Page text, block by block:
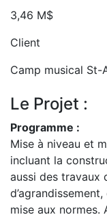
3,46 M$
Client
Camp musical St-
Le Projet :
Programme :
Mise à niveau et
incluant la
aussi des travaux
mise aux